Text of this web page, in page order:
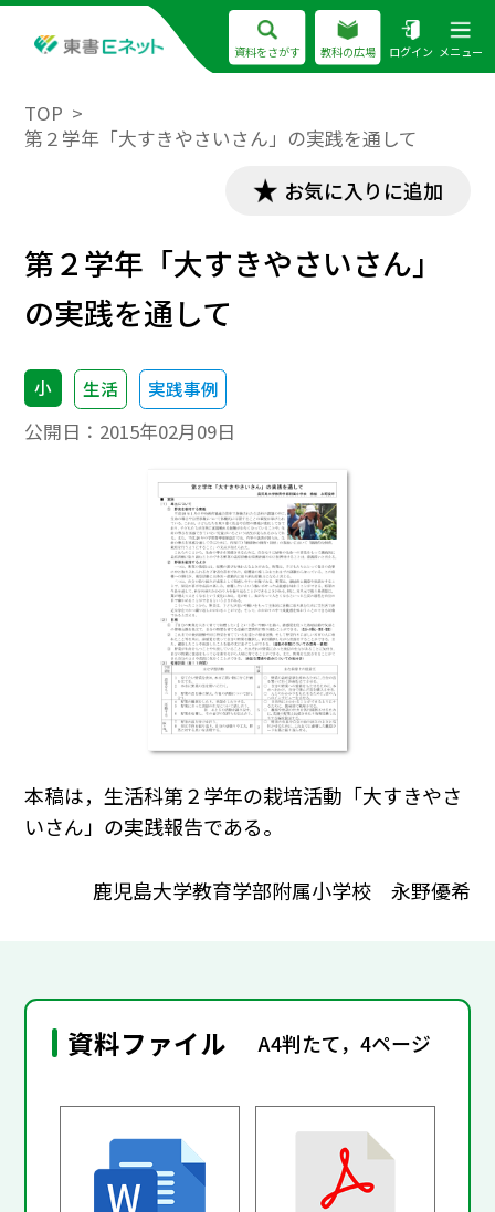
資料をさがす 教科の広場 ログイン メニュー
TOP
第２学年「大すきやさいさん」の実践を通して
お気に入りに追加
第２学年「大すきやさいさん」
の実践を通して
小 生活 実践事例
公開日： 2015年02月09日
本稿は，生活科第２学年の栽培活動「大すきやさ
いさん」の実践報告である。
鹿児島大学教育学部附属小学校 永野優希
資料ファイル A4判たて，4ページ